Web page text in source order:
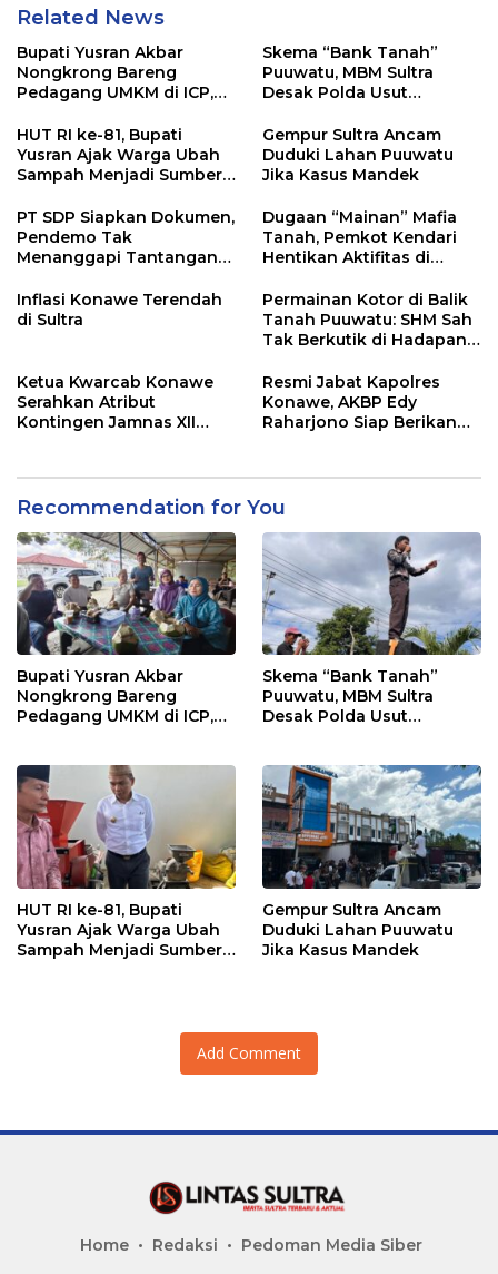
Related News
Bupati Yusran Akbar
Nongkrong Bareng
Pedagang UMKM di ICP,
Hidupkan Ekonomi
Kerakyatan
Skema “Bank Tanah”
Puuwatu, MBM Sultra
Desak Polda Usut
Kadin
HUT RI ke-81, Bupati
Yusran Ajak Warga Ubah
Sampah Menjadi Sumber
Gempur Sultra Ancam
Duduki Lahan Puuwatu
Jika Kasus Mandek
PT SDP Siapkan Dokumen,
Pendemo Tak
Menanggapi Tantangan
Dugaan “Mainan” Mafia
Tanah, Pemkot Kendari
Hentikan Aktifitas di
Inflasi Konawe Terendah
di Sultra
Permainan Kotor di Balik
Tanah Puuwatu: SHM Sah
Tak Berkutik di Hadapan
Ketua Kwarcab Konawe
Serahkan Atribut
Kontingen Jamnas XII
Resmi Jabat Kapolres
Konawe, AKBP Edy
Raharjono Siap Berikan
Recommendation for You
Bupati Yusran Akbar
Nongkrong Bareng
Pedagang UMKM di ICP,
Kerakyatan
Skema “Bank Tanah”
Puuwatu, MBM Sultra
Desak Polda Usut
HUT RI ke-81, Bupati
Yusran Ajak Warga Ubah
Sampah Menjadi Sumber
Gempur Sultra Ancam
Duduki Lahan Puuwatu
Jika Kasus Mandek
Add Comment
Home Redaksi Pedoman Media Siber